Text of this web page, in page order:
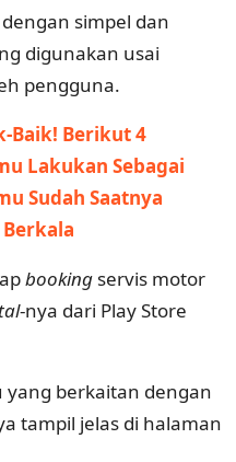
simpel dan
digunakan usai
pengguna.
Baik! Berikut 4
Lakukan Sebagai
Sudah Saatnya
booking servis motor
-nya dari Play Store
yang berkaitan dengan
tampil jelas di halaman